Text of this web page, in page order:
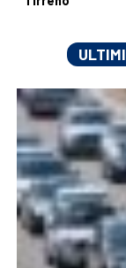
ULTIMI